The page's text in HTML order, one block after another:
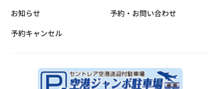
お知らせ
予約・お問い合わせ
予約キャンセル